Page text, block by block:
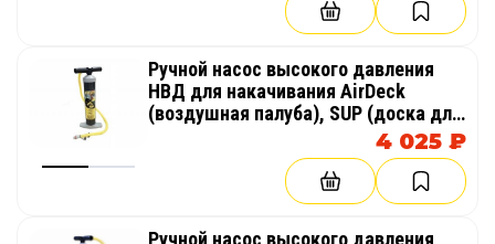
Ручной насос высокого давления
НВД для накачивания AirDeck
(воздушная палуба), SUP (доска для
4 025 ₽
Ручной насос высокого давления